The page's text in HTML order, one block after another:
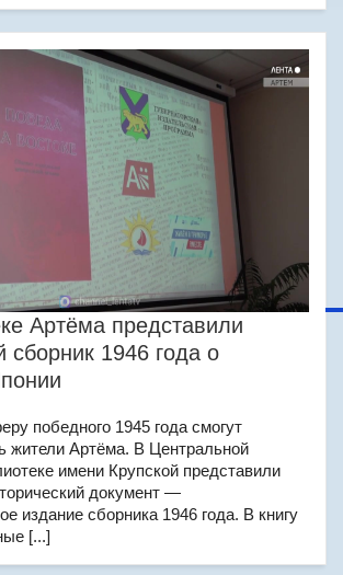
Артёма представили
сборник 1946 года о
победного 1945 года смогут
жители Артёма. В Центральной
имени Крупской представили
документ —
издание сборника 1946 года. В книгу
[...]